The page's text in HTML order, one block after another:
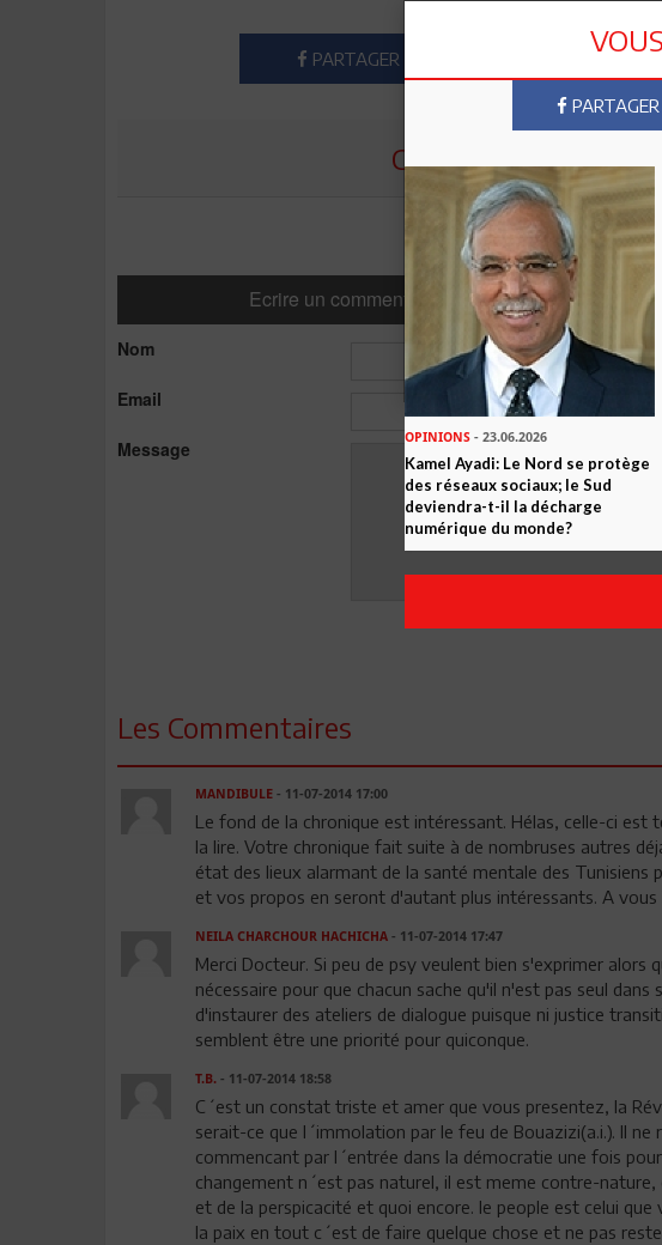
PARTAGER TWEETER
COMMENTER CET
Ecrire un commentaire
Nom
Email
Message
Les Commentaires
MANDIBULE- 11-07-2014 17:00
Le fond de la chronique est intéressant. Hélas, celle-ci est
la lire. Votre chronique fait suite à de nombruses autres
état des lieux alarmant de la santé mentale des
et vos propos en seront d'autant plus intéressants. A vous
NEILA CHARCHOUR HACHICHA- 11-07-2014 17:47
Merci Docteur. Si peu de psy veulent bien s'exprimer alors
nécessaire pour que chacun sache qu'il n'est pas seul dans
d'instaurer des ateliers de dialogue puisque ni justice
semblent être une priorité pour quiconque.
T.B.- 11-07-2014 18:58
C´est un constat triste et amer que vous presentez, la
serait-ce que l´immolation par le feu de Bouazizi(a.i.). Il
commencant par l´entrée dans la démocratie une fois
changement n´est pas naturel, il est meme contre-
et de la perspicacité et quoi encore. le people est celui
la paix en tout c´est de faire quelque chose et ne pas
PARTAGER
OPINIONS - 23.06.2026
Kamel Ayadi: Le Nord se protège
des réseaux sociaux; le Sud
deviendra-t-il la décharge
numérique du monde?